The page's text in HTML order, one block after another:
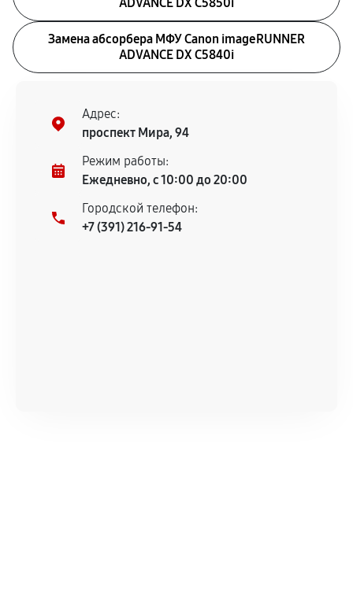
Замена абсорбера МФУ Canon imageRUNNER
ADVANCE DX C5840i
Адрес:
проспект Мира, 94
Режим работы:
Ежедневно, с 10:00 до 20:00
Городской телефон:
+7 (391) 216-91-54